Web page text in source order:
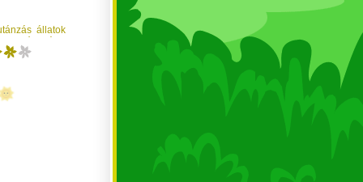
állatok